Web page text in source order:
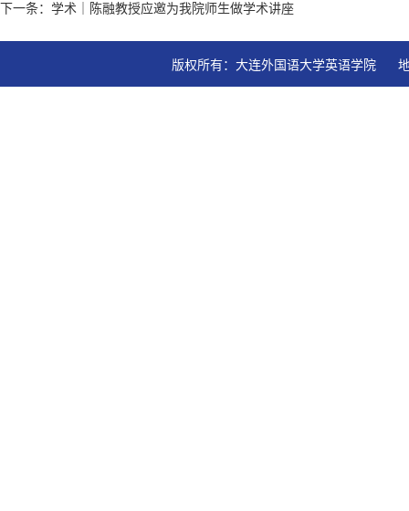
下一条：学术｜陈融教授应邀为我院师生做学术讲座
版权所有：大连外国语大学英语学院